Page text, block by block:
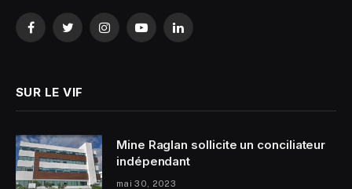
FacebookTwitterInstagramYouTubeLinkedIn
SUR LE VIF
Mine Raglan sollicite un conciliateur
indépendant
mai 30, 2023